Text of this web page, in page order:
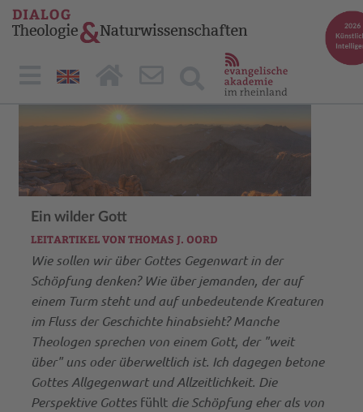
Ein wilder Gott
LEITARTIKEL VON THOMAS J. OORD
Wie sollen wir über Gottes Gegenwart in der
Schöpfung denken? Wie über jemanden, der auf
einem Turm steht und auf unbedeutende Kreaturen
im Fluss der Geschichte hinabsieht? Manche
Theologen sprechen von einem Gott, der "weit
über" uns oder überweltlich ist. Ich dagegen betone
Gottes Allgegenwart und Allzeitlichkeit. Die
Perspektive Gottes fühltdie Schöpfung eher als von